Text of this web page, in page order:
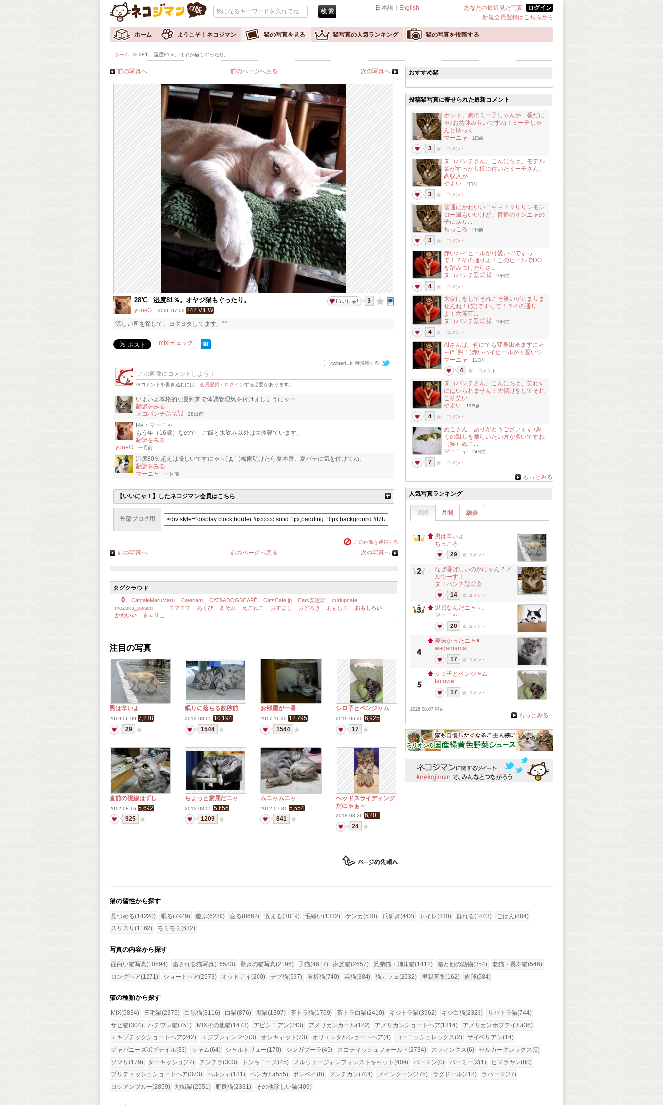
日本語｜ English あなたの最近見た写真
ログイン
新規会員登録はこちらから
ホーム ようこそ！ネコジマン 猫の写真を見る 猫写真の人気ランキング 猫の写真を投稿する
ホーム 28℃ 湿度81％。オヤジ猫もぐったり。
前の写真へ 前のページへ戻る 次の写真へ
28℃ 湿度81％。オヤジ猫もぐったり。
yoneG 2026.07.02 242 VIEW
9
涼しい所を探して、ヨタヨタしてます。^^
mixiチェック
twitterに同時投稿する
※コメントを書き込むには、 会員登録 ・ ログインする必要があります。
いよいよ本格的な夏到来で体調管理気を付けましょうにゃー
翻訳をみる
ヌコパンチ㍇㍖㍊
28日前
Re：マーニャ
もう年（16歳）なので、ご飯と水飲み以外は大体寝ています。
翻訳をみる
yoneG
一月前
湿度80％超えは厳しいですにゃ～(´д｀)梅雨明けたら夏本番。夏バテに気を付けてね。
翻訳をみる
マーニャ
一月前
【いいにゃ！】したネコジマン会員はこちら
外部ブログ用
この画像を通報する
前の写真へ 前のページへ戻る 次の写真へ
タグクラウド
0 CatcafeMaruMaru Cateriam CATS&DOGSCAFÉ CatsCafe.jp Cats安暖邸
curlupcafe
mozuku_paisen
モフモフ あくび あそぶ えこねこ おすまし おどろき おもしろ
おもしろい
かわいい
きゃりこ
注目の写真
男は辛いよ
2019.06.09 7,238
29
眠りに落ちる数秒前
2012.08.05 10,194
1544
お部屋が一番
2017.11.20 12,795
1544
シロ子とベンジャム
2019.06.20 6,925
17
直前の視線はずし
2012.08.16 5,692
925
ちょっと窮屈だニャ
2012.08.05 5,656
1209
ムニャムニャ
2012.07.31 5,554
841
ヘッドスライディング
だにゃぁ～
2018.08.26 6,201
24
おすすめ猫
投稿猫写真に寄せられた最新コメント
ホント、素のミー子しゃんが一番だに
ゃ♪お盆休み長いですね！ミー子しゃ
んとゆっく...
マーニャ
2日前
3 コメント
ヌコパンチさん、こんにちは。モデル
業がすっかり板に付いたミー子さん、
高収入が...
やよい
2日前
3 コメント
普通にかわいいニャ～！マリリンモン
ロー風もいいけど、普通のオンニャの
子に戻り...
ちっころ
2日前
3 コメント
赤いハイヒールが可愛い♡ですっ
て！？その通りよ！このヒールでDG
を踏みつけたらさ...
ヌコパンチ㍇㍖㍊
10日前
4 コメント
大儲けをしてそれこそ笑いが止まりま
せんね！(笑)ですって！？その通り
よ！六麓荘...
ヌコパンチ㍇㍖㍊
10日前
4 コメント
AIさんは、何にでも変身出来ますにゃ
～(* ´艸｀)赤いハイヒールが可愛い♡
マーニャ
11日前
4 コメント
ヌコパンチさん、こんにちは。笑わず
にはいられません！大儲けをしてそれ
こそ笑い...
やよい
15日前
4 コメント
ぬこさん、ありがとうございます♪み
くの蹴りを喰らいたい方が多いですね
（笑）ぬこ...
マーニャ
24日前
7 コメント
もっとみる
人気写真ランキング
週間 月間 総合
男は辛いよ
ちっころ
29
コメント
なぜ香ばしいのかにゃん？メ
ルでーす！
ヌコパンチ㍇㍖㍊
14
コメント
退屈なんだニャ～。
マーニャ
20
コメント
美味かったニャ♥
wagamama
17
コメント
シロ子とベンジャム
taunwe
17
コメント
2026.08.07 現在
もっとみる
猫の習性から探す
見つめる(14220) 眠る(7949) 遊ぶ(6230) 座る(8662) 収まる(3819) 毛繕い(1332) ケンカ(530) 爪研ぎ(442) トイレ(230) 群れる(1843)
ごはん(884)
スリスリ(1162)
モミモミ(632)
写真の内容から探す
面白い猫写真(10594) 癒される猫写真(15583) 驚きの猫写真(2196) 子猫(4617) 家族猫(2657) 兄弟猫・姉妹猫(1412) 猫と他の動物(354)
老猫・長寿猫(546)
ロングヘア(1271)
ショートヘア(2573) オッドアイ(200) デブ猫(537) 看板猫(740) 芸猫(384) 猫カフェ(2532) 里親募集(162) 肉球(584)
猫の種類から探す
MIX(5834) 三毛猫(2375) 白黒猫(3116) 白猫(876) 黒猫(1307) 茶トラ猫(1769) 茶トラ白猫(2410) キジトラ猫(3962) キジ白猫(2323)
サバトラ猫(744)
サビ猫(304)
ハチワレ猫(751) MIXその他猫(1473) アビシニアン(243) アメリカンカール(182) アメリカンショートヘア(1314)
アメリカンボブテイル(36)
エキゾチックショートヘア(242)
エジプシャンマウ(3) オシキャット(73) オリエンタルショートヘア(4) コーニッシュレックス(2)
サイベリアン(14)
ジャパニーズボブテイル(33)
シャム(64) シャルトリュー(170) シンガプーラ(45) スコティッシュフォールド(2734) スフィンクス(6)
セルカークレックス(6)
ソマリ(179)
ターキッシュ(27) チンチラ(303) トンキニーズ(45) ノルウェージャンフォレストキャット(409) バーマン(0) バーミーズ(1)
ヒマラヤン(80)
ブリティッシュショートヘア(373)
ペルシャ(131) ベンガル(555) ボンベイ(8) マンチカン(704) メインクーン(375) ラグドール(718)
ラパーマ(27)
ロシアンブルー(2859)
地域猫(2551) 野良猫(2331) その他珍しい猫(409)